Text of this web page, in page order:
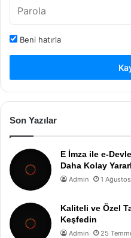
Beni hatırla
Son Yazılar
E İmza ile e-
Daha Kolay
Admin 1
Kaliteli ve Özel
Keşfedin
Admin 25